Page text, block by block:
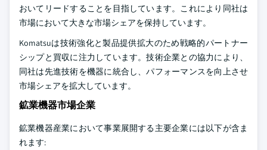
おいてリードすることを目指しています。これにより同社は
市場において大きな市場シェアを保持しています。
Komatsuは技術強化と製品提供拡大のため戦略的パートナー
シップと買収に注力しています。技術企業との協力により、
同社は先進技術を機器に統合し、パフォーマンスを向上させ
市場シェアを拡大しています。
鉱業機器市場企業
鉱業機器産業において事業展開する主要企業には以下が含ま
れます: